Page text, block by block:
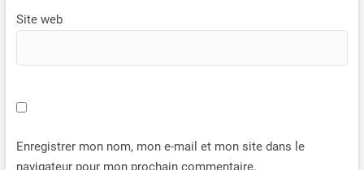
Site web
Enregistrer mon nom, mon e-mail et mon site dans le